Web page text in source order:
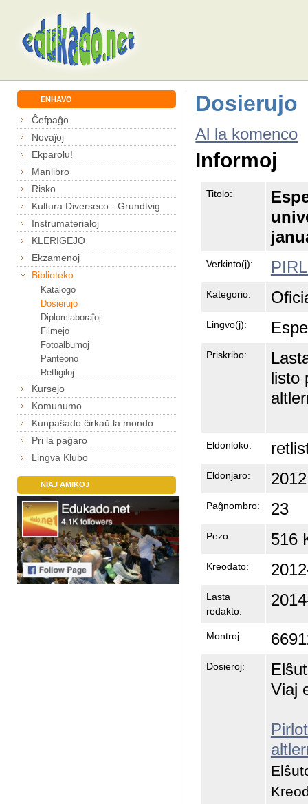
ENHAVO
Ĉefpaĝo
Novaĵoj
Ekparolu!
Manlibro
Risko
Kultura Diverseco - Grundtvig
Instrumaterialoj
KLERIGEJO
Ekzamenoj
Biblioteko
Katalogo
Dosierujo
Diplomlaboraĵoj
Filmejo
Fotoalbumoj
Panteono
Retligiloj
Kursejo
Komunumo
Kunpaŝado ĉirkaŭ la mondo
Pri la paĝaro
Lingva Klubo
NIAJ AMIKOJ
Dosierujo
Al la komenco
Informoj
Titolo:
Verkinto(j):
Kategorio:
Lingvo(j):
Priskribo:
listo
Eldonloko:
Eldonjaro: 2012
Paĝnombro: 23
Pezo: 516
Kreodato:
Lasta
redakto:
Montroj:
Dosieroj:
Viaj